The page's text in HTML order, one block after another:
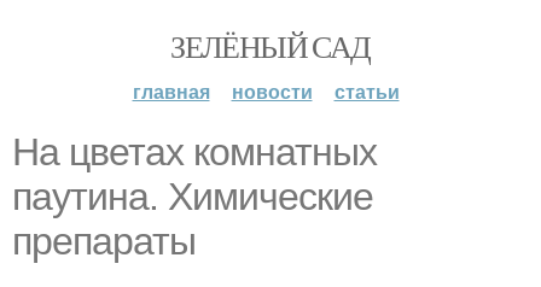
ЗЕЛЁНЫЙ САД
главная новости статьи
На цветах комнатных
паутина. Химические
препараты